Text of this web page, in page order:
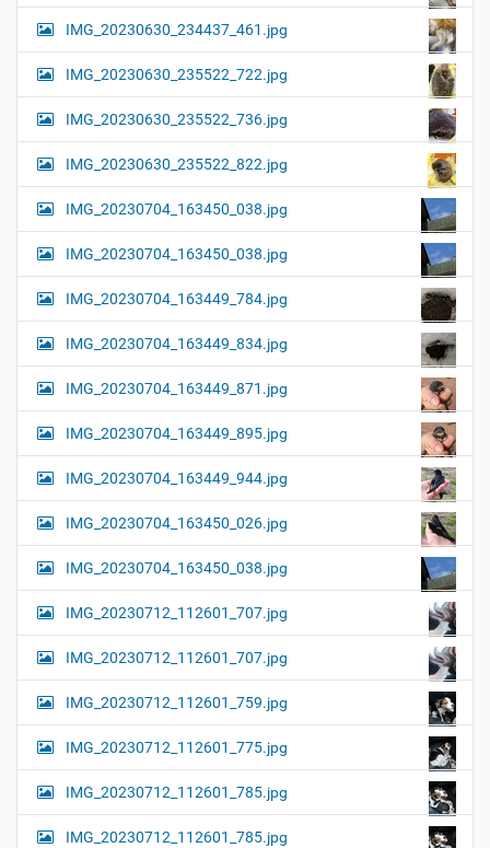
IMG_20230630_234437_461.jpg
IMG_20230630_235522_722.jpg
IMG_20230630_235522_736.jpg
IMG_20230630_235522_822.jpg
IMG_20230704_163450_038.jpg
IMG_20230704_163450_038.jpg
IMG_20230704_163449_784.jpg
IMG_20230704_163449_834.jpg
IMG_20230704_163449_871.jpg
IMG_20230704_163449_895.jpg
IMG_20230704_163449_944.jpg
IMG_20230704_163450_026.jpg
IMG_20230704_163450_038.jpg
IMG_20230712_112601_707.jpg
IMG_20230712_112601_707.jpg
IMG_20230712_112601_759.jpg
IMG_20230712_112601_775.jpg
IMG_20230712_112601_785.jpg
IMG_20230712_112601_785.jpg